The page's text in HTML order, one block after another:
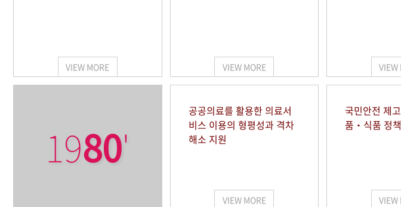
VIEW MORE VIEW MORE VIEW
1980'
공공의료를 활용한 의료서
비스 이용의 형평성과 격차
해소 지원
VIEW MORE
국민안전 제
품‧식품 정
VIEW